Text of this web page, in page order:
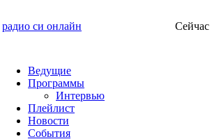
радио си онлайн Сейчас
Ведущие
Программы
Интервью
Плейлист
Новости
События